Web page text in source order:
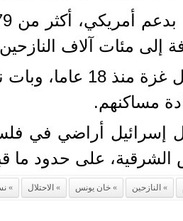
إلى مئات آلاف
مساكنهم.
إسرائيل أراضي في
على حدود ما قبل
النازحين خان يونس الاحتلال